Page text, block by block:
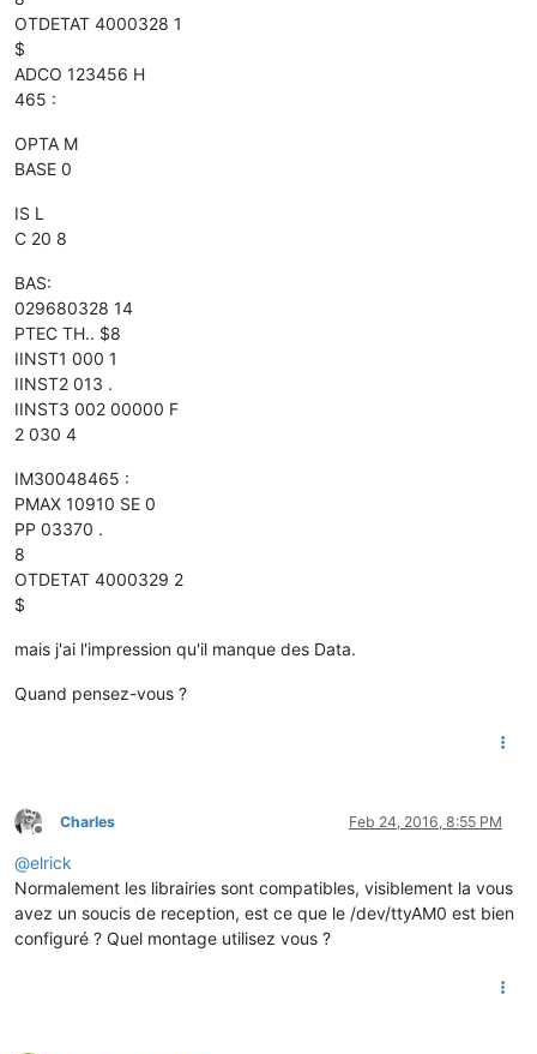
OTDETAT 4000328 1
$
ADCO 123456 H
465 :
OPTA M
BASE 0
IS L
C 20 8
BAS:
029680328 14
PTEC TH.. $8
IINST1 000 1
IINST2 013 .
IINST3 002 00000 F
2 030 4
IM30048465 :
PMAX 10910 SE 0
PP 03370 .
8
OTDETAT 4000329 2
$
mais j'ai l'impression qu'il manque des Data.
Quand pensez-vous ?
Offline
Charles Feb 24, 2016, 8:55 PM
@elrick
Normalement les librairies sont compatibles, visiblement la vous
avez un soucis de reception, est ce que le /dev/ttyAM0 est bien
configuré ? Quel montage utilisez vous ?